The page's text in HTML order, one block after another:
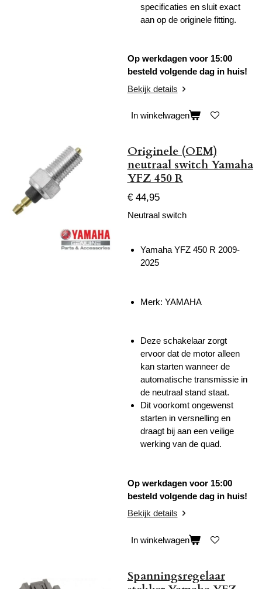
specificaties en sluit exact
aan op de originele fitting.
Op werkdagen voor 15:00
besteld volgende dag in huis!
Bekijk details
In winkelwagen
Originele (OEM)
neutraal switch Yamaha
YFZ 450 R
€ 44,95
Neutraal switch
Yamaha YFZ 450 R 2009-
2025
Merk: YAMAHA
Deze schakelaar zorgt
ervoor dat de motor alleen
kan starten wanneer de
automatische transmissie in
de neutraal stand staat.
Dit voorkomt ongewenst
starten in versnelling en
draagt bij aan een veilige
werking van de quad.
Op werkdagen voor 15:00
besteld volgende dag in huis!
Bekijk details
In winkelwagen
Spanningsregelaar